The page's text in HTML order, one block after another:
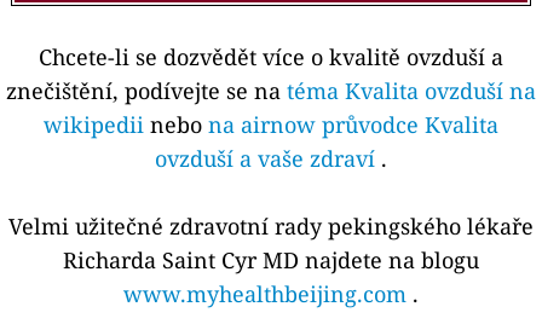
Chcete-li se dozvědět více o kvalitě ovzduší a
znečištění, podívejte se na téma Kvalita ovzduší na
wikipedii nebo na airnow průvodce Kvalita
ovzduší a vaše zdraví .
Velmi užitečné zdravotní rady pekingského lékaře
Richarda Saint Cyr MD najdete na blogu
www.myhealthbeijing.com .